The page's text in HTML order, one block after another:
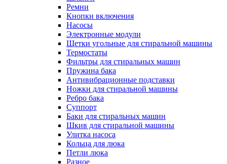
Ремни
Кнопки включения
Насосы
Электронные модули
Щетки угольные для стиральной машины
Термостаты
Фильтры для стиральных машин
Пружина бака
Антивибрационные подставки
Ножки для стиральной машины
Ребро бака
Суппорт
Баки для стиральных машин
Шкив для стиральной машины
Улитка насоса
Кольца для люка
Петли люка
Разное